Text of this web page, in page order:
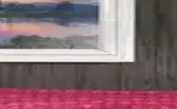
yorumları ve özellikler
Canlılık Katar
sağlar, dayanıklı kumaşıyla uzun
Çözümü